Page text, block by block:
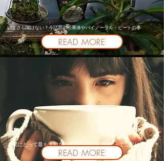
いまさら聞けない？今話題の松果体やバイノーラル・ビートの事
READ MORE
人間にとって最も大切な器官と言える”松果体”ってご存じですか？
READ MORE